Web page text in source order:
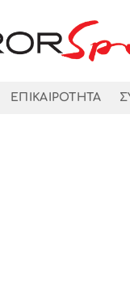
ΕΠΙΚΑΙΡΟΤΗΤΑ